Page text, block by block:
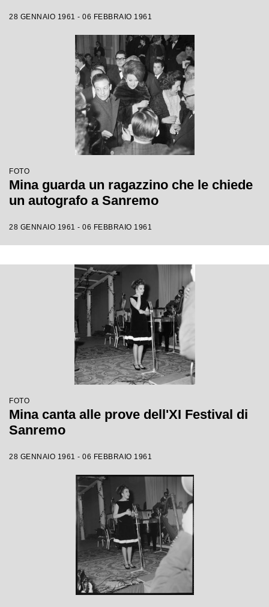
28 GENNAIO 1961 - 06 FEBBRAIO 1961
FOTO
Mina guarda un ragazzino che le chiede
un autografo a Sanremo
28 GENNAIO 1961 - 06 FEBBRAIO 1961
FOTO
Mina canta alle prove dell'XI Festival di
Sanremo
28 GENNAIO 1961 - 06 FEBBRAIO 1961